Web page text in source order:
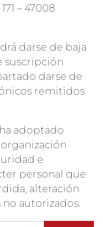
– 47008
darse de baja
suscripción
darse de
remitidos
adoptado
e
personal que
alteración
autorizados.